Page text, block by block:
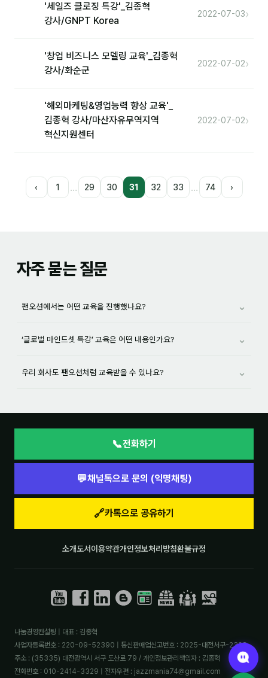
'세일즈 클로징 특강'_김종혁
강사/GNPT Korea
2022-07-03›
'창업 비즈니스 모델링 교육'_김종혁
강사/화순군
2022-07-02›
'해외마케팅&영업능력 향상 교육'_
김종혁 강사/마산자유무역지역
혁신지원센터
2022-07-02›
‹ 1 … 29 30 31 32 33 … 74 ›
자주 묻는 질문
팬오션에서는 어떤 교육을 진행했나요? ⌄
‘글로벌 마인드셋 특강’ 교육은 어떤 내용인가요? ⌄
우리 회사도 팬오션처럼 교육받을 수 있나요? ⌄
📞전화하기
💬채널톡으로 문의 (익명채팅)
🔗카톡으로 공유하기
소개도서이용약관개인정보처리방침환불규정
나눔경영컨설팅 | 대표 : 김종혁
사업자등록번호 : 220-09-52390 | 통신판매업신고번호 : 2025-대전서구-2328
주소 : (35335) 대전광역시 서구 도산로 79 / 개인정보관리책임자 : 김종혁
전화번호 : 010-2414-3329 | 전자우편 : jazzmania74@gmail.com